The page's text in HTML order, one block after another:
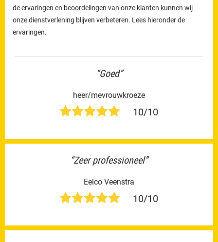
de ervaringen en beoordelingen van onze klanten kunnen wij
onze dienstverlening blijven verbeteren. Lees hieronder de
ervaringen.
“Goed”
heer/mevrouwkroeze
10/10
“Zeer professioneel”
Eelco Veenstra
10/10